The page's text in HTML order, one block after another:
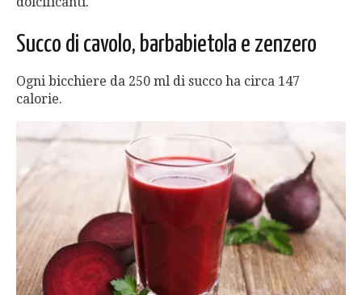
Succo di cavolo, barbabietola e zenzero
Ogni bicchiere da 250 ml di succo ha circa 147
calorie.